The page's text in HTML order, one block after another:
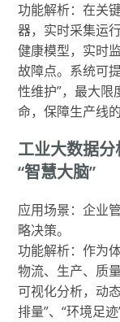
功能解析：在关
器，实时采集运
健康模型，实时
故障点。系统可
性维护”，最大
命，保障生产线
工业大数据
“智慧大脑”
应用场景：企业
略决策。
功能解析：作为
物流、生产、质
可视化分析，动
排量”、“环境足